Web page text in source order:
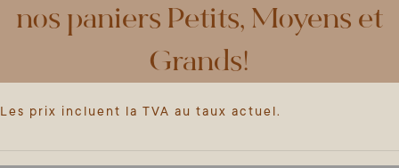
nos paniers Petits, Moyens et
Grands!
Les prix incluent la TVA au taux actuel.